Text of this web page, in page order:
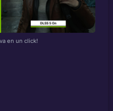
en un click!